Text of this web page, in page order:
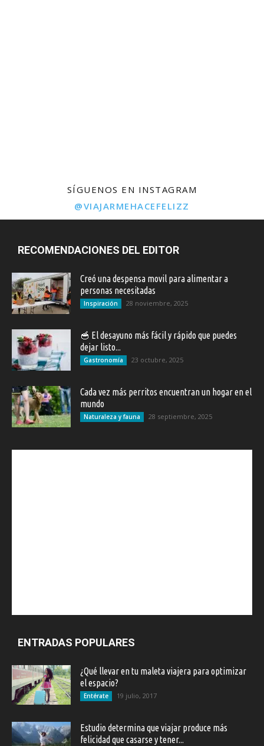
SÍGUENOS EN INSTAGRAM
@VIAJARMEHACEFELIZZ
RECOMENDACIONES DEL EDITOR
Creó una despensa movil para alimentar a
personas necesitadas
Inspiración 28 noviembre, 2025
🥣 El desayuno más fácil y rápido que puedes
dejar listo...
Gastronomía 23 octubre, 2025
Cada vez más perritos encuentran un hogar en el
mundo
Naturaleza y fauna 28 septiembre, 2025
ENTRADAS POPULARES
¿Qué llevar en tu maleta viajera para optimizar
el espacio?
Entérate 19 julio, 2017
Estudio determina que viajar produce más
felicidad que casarse y tener...